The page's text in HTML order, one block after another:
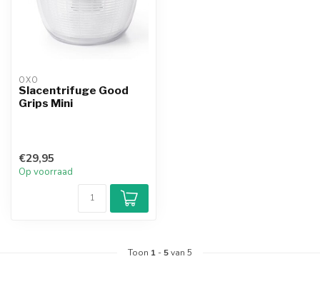
OXO
Slacentrifuge Good
Grips Mini
€29,95
Op voorraad
Toon 1 -5van 5